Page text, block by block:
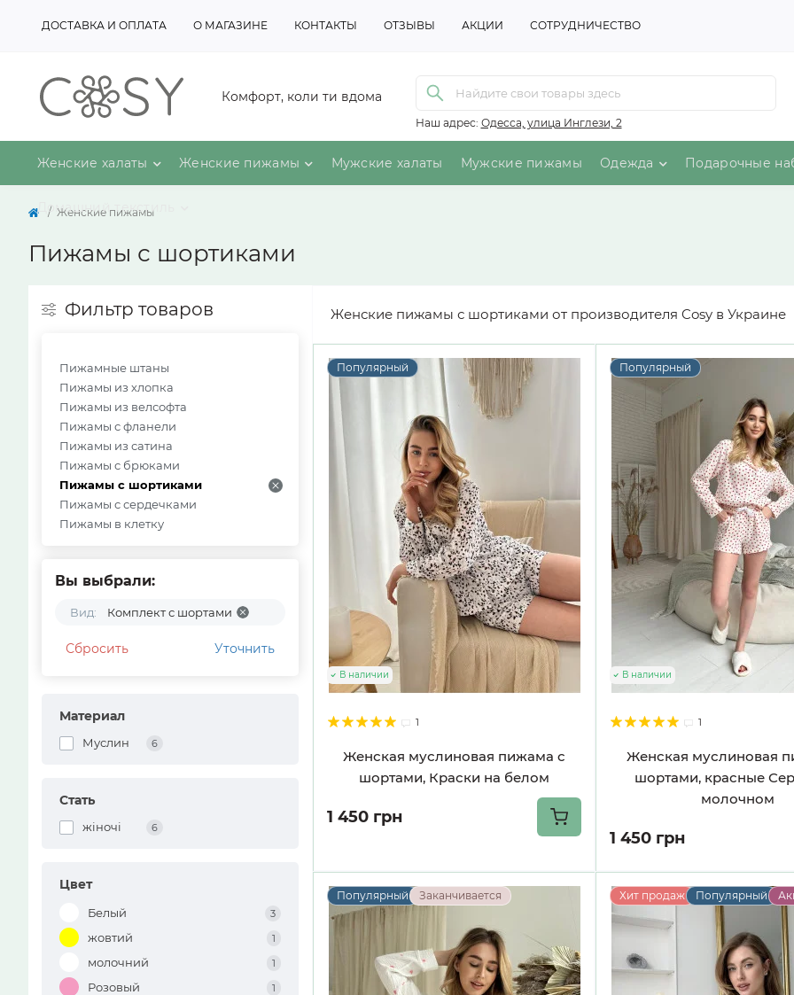
ДОСТАВКА И ОПЛАТА О МАГАЗИНЕ КОНТАКТЫ ОТЗЫВЫ АКЦИИ СОТРУДНИЧЕСТВО
Комфорт, коли ти вдома
Наш адрес: Одесса, улица Инглези, 2
Женские халаты Женские пижамы Мужские халаты Мужские пижамы Одежда Подарочные
Домашний текстиль
Женские пижамы
Пижамы с шортиками
Фильтр товаров
Пижамные штаны
Пижамы из хлопка
Пижамы из велсофта
Пижамы с фланели
Пижамы из сатина
Пижамы с брюками
Пижамы с шортиками
Пижамы с сердечками
Пижамы в клетку
Вы выбрали:
Вид: Комплект с шортами
Сбросить Уточнить
Материал
Муслин 6
Стать
жіночі 6
Цвет
Белый 3
жовтий 1
молочний 1
Розовый 1
Женские пижамы с шортиками от производителя Cosy в Украине
Популярный
1
Женская муслиновая пижама с
шортами, Краски на белом
В наличии
1 450 грн
Популярный
1
Женская муслиновая
шортами, красные
молочном
В наличии
1 450 грн
Популярный Заканчивается Хит продаж Популярный